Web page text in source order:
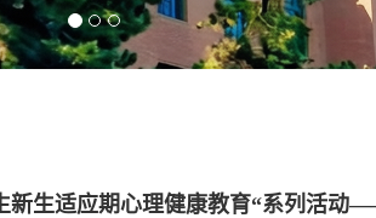
新生适应期心理健康教育“系列活